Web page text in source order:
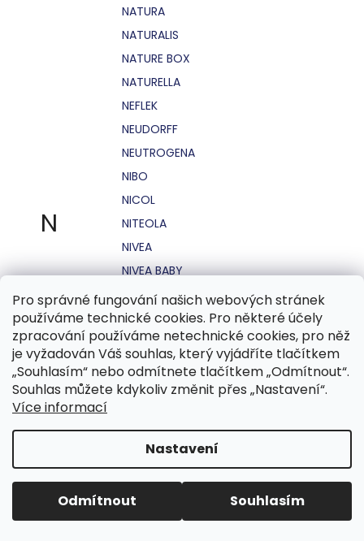
Pro správné fungování našich webových stránek
používáme technické cookies. Pro některé účely
zpracování používáme netechnické cookies, pro něž
je vyžadován Váš souhlas, který vyjádříte tlačítkem
„Souhlasím“ nebo odmítnete tlačítkem „Odmítnout“.
Souhlas můžete kdykoliv změnit přes „Nastavení“.
Více informací
Nastavení
Odmítnout Souhlasím
N
NATURA
NATURALIS
NATURE BOX
NATURELLA
NEFLEK
NEUDORFF
NEUTROGENA
NIBO
NICOL
NITEOLA
NIVEA
NIVEA BABY
NIVEA MEN
NIVEA SUN
NO STRESS
NOHEL GARDEN
NORDICS
NUK
O.B.
OASIS